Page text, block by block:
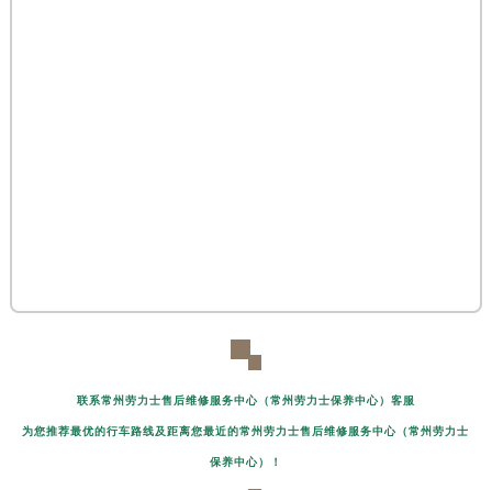
联系常州劳力士售后维修服务中心（常州劳力士保养中心）客服
为您推荐最优的行车路线及距离您最近的常州劳力士售后维修服务中心（常州劳力士
保养中心）！